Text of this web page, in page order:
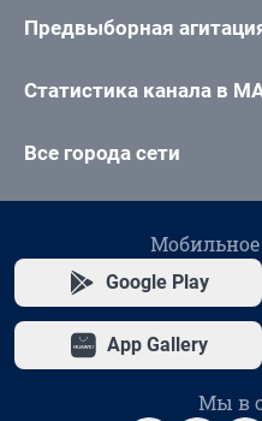
Предвыборная
Статистика канала в
Все города сети
Google Play
App Gallery
Мы в